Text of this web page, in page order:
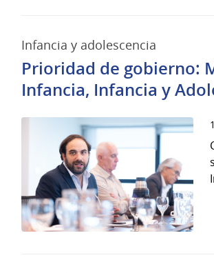
Infancia y adolescencia
Prioridad de gobierno:
Infancia, Infancia y